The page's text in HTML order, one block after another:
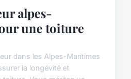
alpes-
une toiture
dans les Alpes-Maritimes
la longévité et